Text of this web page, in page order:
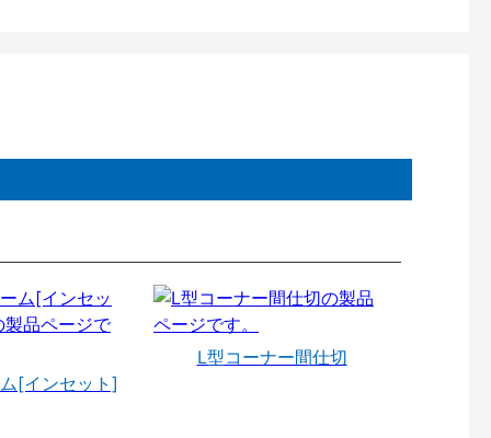
[インセット]
L型コーナー間仕切